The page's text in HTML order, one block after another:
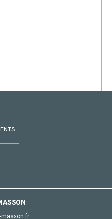
masson.fr